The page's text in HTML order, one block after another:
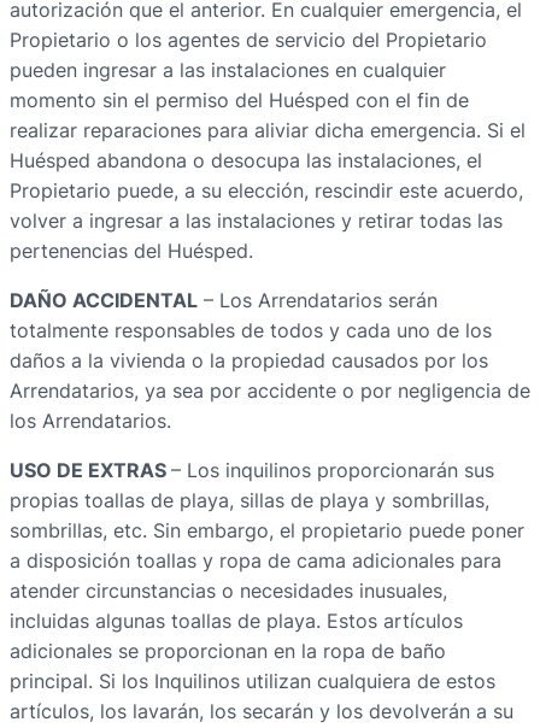
autorización que el anterior. En cualquier emergencia, el
Propietario o los agentes de servicio del Propietario
pueden ingresar a las instalaciones en cualquier
momento sin el permiso del Huésped con el fin de
realizar reparaciones para aliviar dicha emergencia. Si el
Huésped abandona o desocupa las instalaciones, el
Propietario puede, a su elección, rescindir este acuerdo,
volver a ingresar a las instalaciones y retirar todas las
pertenencias del Huésped.
DAÑO ACCIDENTAL – Los Arrendatarios serán
totalmente responsables de todos y cada uno de los
daños a la vivienda o la propiedad causados por los
Arrendatarios, ya sea por accidente o por negligencia de
los Arrendatarios.
USO DE EXTRAS – Los inquilinos proporcionarán sus
propias toallas de playa, sillas de playa y sombrillas,
sombrillas, etc. Sin embargo, el propietario puede poner
a disposición toallas y ropa de cama adicionales para
atender circunstancias o necesidades inusuales,
incluidas algunas toallas de playa. Estos artículos
adicionales se proporcionan en la ropa de baño
principal. Si los Inquilinos utilizan cualquiera de estos
artículos, los lavarán, los secarán y los devolverán a su